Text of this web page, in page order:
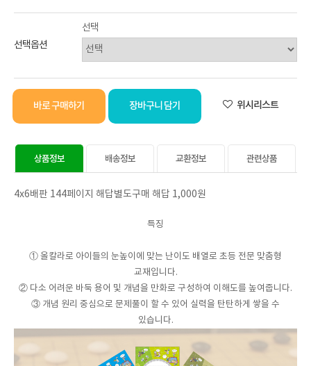
선택옵션
선택
선택된 옵션
바로 구매하기 장바구니 담기 위시리스트
상품정보 배송정보 교환정보 관련상품
4x6배판 144페이지 해답별도구매 해답 1,000원
특징
① 올칼라로 아이들의 눈높이에 맞는 난이도 배열로 초등 전문 맞춤형
교재입니다.
② 다소 어려운 바둑 용어 및 개념을 만화로 구성하여 이해도를 높여줍니다.
③ 개념 원리 중심으로 문제풀이 할 수 있어 실력을 탄탄하게 쌓을 수
있습니다.